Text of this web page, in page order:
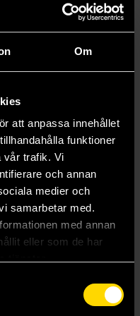
Om
att anpassa innehållet
funktioner
vår trafik. Vi
och annan
medier och
samarbetar med.
med annan
eller som de har
Himekawa